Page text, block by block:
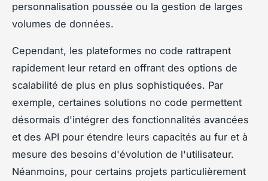
personnalisation poussée ou la gestion de larges
volumes de données.
Cependant, les plateformes no code rattrapent
rapidement leur retard en offrant des options de
scalabilité de plus en plus sophistiquées. Par
exemple, certaines solutions no code permettent
désormais d'intégrer des fonctionnalités avancées
et des API pour étendre leurs capacités au fur et à
mesure des besoins d'évolution de l'utilisateur.
Néanmoins, pour certains projets particulièrement